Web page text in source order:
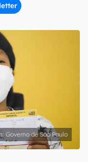
os Termos de
Governo de São Paulo